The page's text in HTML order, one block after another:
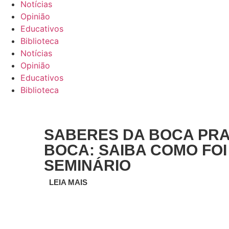
Notícias
Opinião
Educativos
Biblioteca
Notícias
Opinião
Educativos
Biblioteca
SABERES DA BOCA
BOCA: SAIBA COMO
SEMINÁRIO
LEIA MAIS